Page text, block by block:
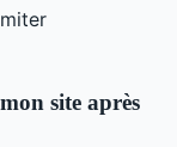
site après